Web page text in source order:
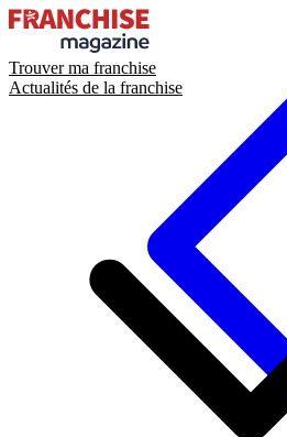
Trouver ma franchise
Actualités de la franchise